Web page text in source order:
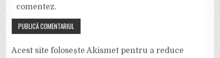
comentez.
Acest site folosește Akismet pentru a reduce